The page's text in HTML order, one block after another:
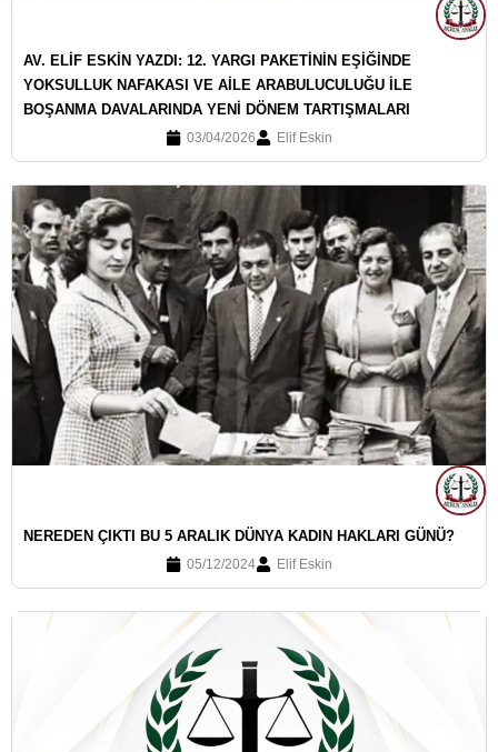
AV. ELİF ESKİN YAZDI: 12. YARGI PAKETİNİN EŞİĞİNDE
YOKSULLUK NAFAKASI VE AİLE ARABULUCULUĞU İLE
BOŞANMA DAVALARINDA YENİ DÖNEM TARTIŞMALARI
03/04/2026 Elif Eskin
NEREDEN ÇIKTI BU 5 ARALIK DÜNYA KADIN HAKLARI GÜNÜ?
05/12/2024 Elif Eskin